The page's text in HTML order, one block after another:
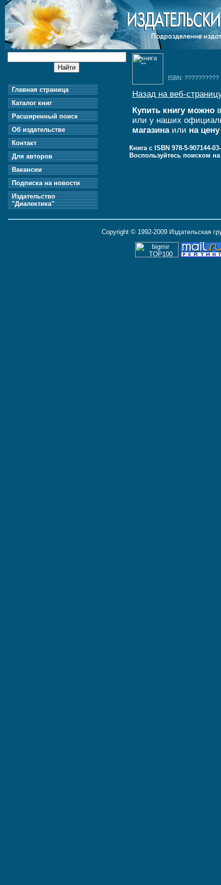
Главная страница
Каталог книг
Расширенный поиск
Об издательстве
Контакт
Для авторов
Вакансии
Подписка на новости
Издательство
"Диалектика"
ISBN: ??????????
Назад на веб-
Купить книгу можнов
или у наших
магазинаили на
Книга с ISBN 978-5-907144-
Воспользуйтесь поиском
Copyright © 1992-2009 Издательская